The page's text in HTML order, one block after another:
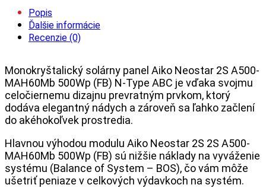
Popis
Ďalšie informácie
Recenzie (0)
Monokryštalický solárny panel Aiko Neostar 2S A500-
MAH60Mb 500Wp (FB) N-Type ABC je vďaka svojmu
celočiernemu dizajnu prevratným prvkom, ktorý
dodáva elegantný nádych a zároveň sa ľahko začlení
do akéhokoľvek prostredia.
Hlavnou výhodou modulu Aiko Neostar 2S 2S A500-
MAH60Mb 500Wp (FB) sú nižšie náklady na vyváženie
systému (Balance of System – BOS), čo vám môže
ušetriť peniaze v celkových výdavkoch na systém.